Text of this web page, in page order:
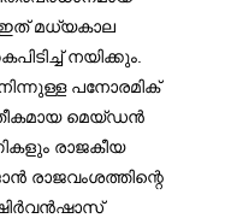
മധ്യകാല
നയിക്കും.
പനോരമിക്
മെയ്ഡൻ
രാജകീയ